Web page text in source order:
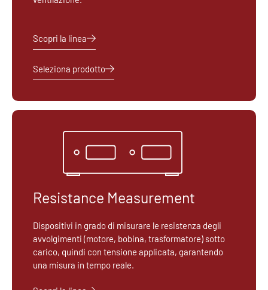
Scopri la linea
Seleziona prodotto
Resistance Measurement
Dispositivi in grado di misurare le resistenza degli
avvolgimenti (motore, bobina, trasformatore) sotto
carico, quindi con tensione applicata, garantendo
una misura in tempo reale.